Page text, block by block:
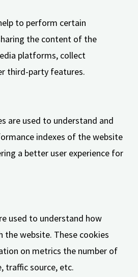
to perform certain
the content of the
platforms, collect
third-party features.
are used to understand and
indexes of the website
a better user experience for
used to understand how
website. These cookies
on metrics the number of
traffic source, etc.